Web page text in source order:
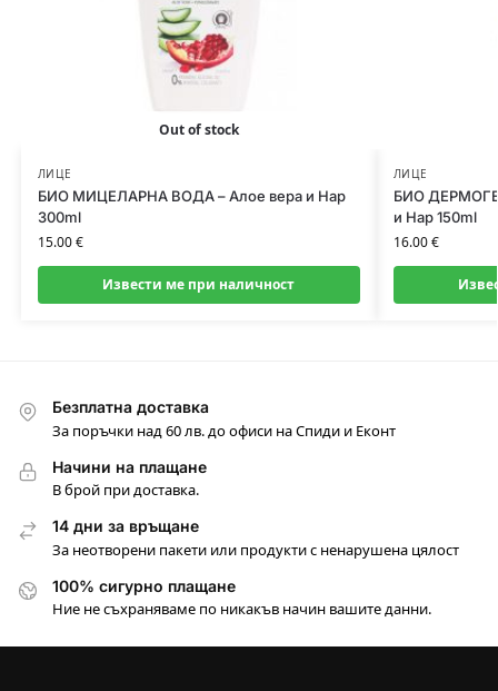
Out of stock
ЛИЦЕ
БИО МИЦЕЛАРНА ВОДА – Алое вера и Нар
300ml
15.00€
Извести ме при наличност
ЛИЦЕ
БИО
и Нар 150ml
16.00€
Безплатна доставка
За поръчки над 60 лв. до офиси на Спиди и Еконт
Начини на плащане
В брой при доставка.
14 дни за връщане
За неотворени пакети или продукти с ненарушена цялост
100% сигурно плащане
Ние не съхраняваме по никакъв начин вашите данни.